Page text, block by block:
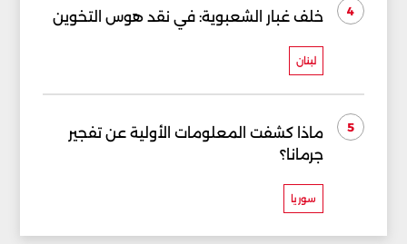
4 خلف غبار الشعبوية: في نقد هوس التخوين
لبنان
5
ماذا كشفت المعلومات الأولية عن تفجير
جرمانا؟
سوريا